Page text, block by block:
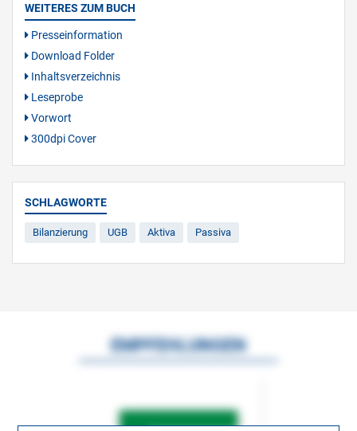
WEITERES ZUM BUCH
Presseinformation
Download Folder
Inhaltsverzeichnis
Leseprobe
Vorwort
300dpi Cover
SCHLAGWORTE
Bilanzierung UGB Aktiva Passiva
EMPFEHLUNGEN